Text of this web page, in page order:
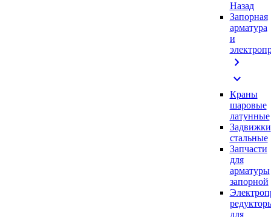
Назад
Запорная
арматура
и
chevron_right
expand_more
Краны
шаровые
латунные
Задвижки
стальные
Запчасти
для
арматуры
запорной
для